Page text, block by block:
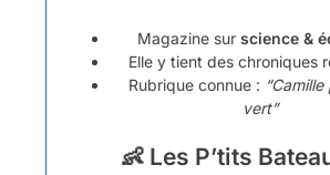
Magazine surscience &
Elle y tient des chroniques
Rubrique connue :
vert”
👶 Les P’tits